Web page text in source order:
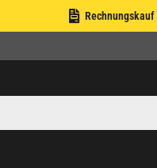
Rechnungskauf